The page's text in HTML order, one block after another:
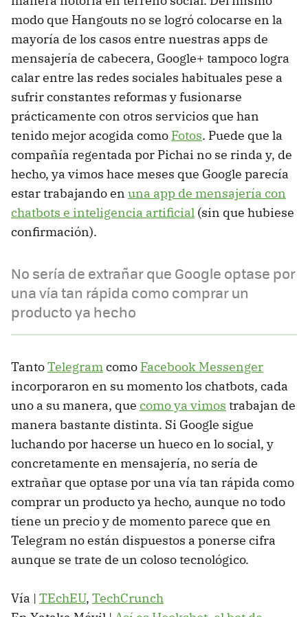
modo que Hangouts no se logró colocarse en la
mayoría de los casos entre nuestras apps de
mensajería de cabecera, Google+ tampoco logra
calar entre las redes sociales habituales pese a
sufrir constantes reformas y fusionarse
prácticamente con otros servicios que han
tenido mejor acogida como Fotos. Puede que la
compañía regentada por Pichai no se rinda y, de
hecho, ya vimos hace meses que Google parecía
estar trabajando en una app de mensajería con
chatbots e inteligencia artificial (sin que hubiese
confirmación).
No sería de extrañar que Google optase por
una vía tan rápida como comprar un
producto ya hecho
TantoTelegram como Facebook Messenger
incorporaron en su momento los chatbots, cada
uno a su manera, que como ya vimos trabajan de
manera bastante distinta. Si Google sigue
luchando por hacerse un hueco en lo social, y
concretamente en mensajería, no sería de
extrañar que optase por una vía tan rápida como
comprar un producto ya hecho, aunque no todo
tiene un precio y de momento parece que en
Telegram no están dispuestos a ponerse cifra
aunque se trate de un coloso tecnológico.
Vía | TEchEU, TechCrunch